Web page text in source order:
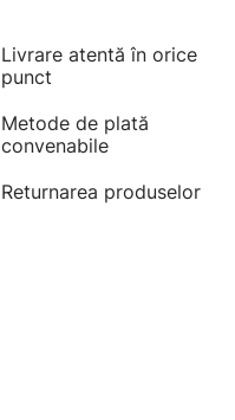
Livrare atentă în orice
punct
Metode de plată
convenabile
Returnarea produselor